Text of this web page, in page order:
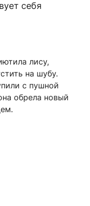
себя
лису,
на шубу.
с пушной
обрела новый